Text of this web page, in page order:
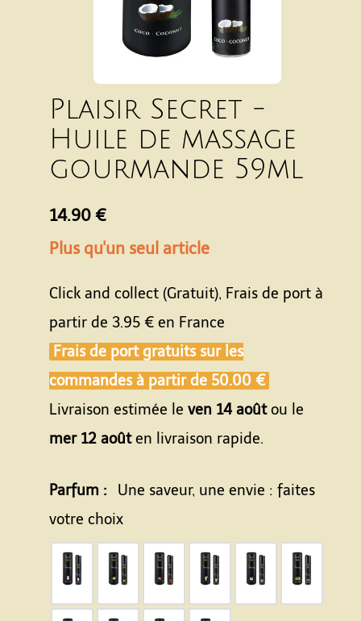
Plaisir Secret -
Huile de massage
gourmande 59ml
14.90 €
Plus qu'un seul article
Click and collect (Gratuit), Frais de port à
partir de 3.95 € en France
Frais de port gratuits sur les
commandes à partir de 50.00 €
Livraison estimée le ven 14 aoûtou le
mer 12 aoûten livraison rapide.
Parfum :
Une saveur, une envie : faites
votre choix